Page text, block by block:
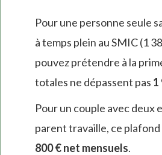
Pour une personne seule
à temps plein au SMIC (1
pouvez prétendre à la
totales ne dépassent pas 1
Pour un couple avec deux
parent travaille, ce plafond
800 € net mensuels.